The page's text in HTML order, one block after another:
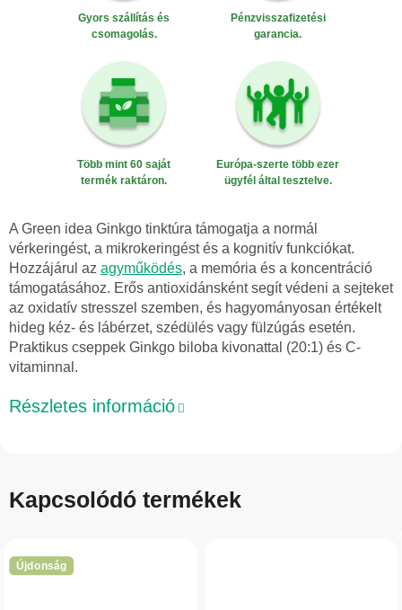
Gyors szállítás és
csomagolás.
Pénzvisszafizetési
garancia.
Több mint 60 saját
termék raktáron.
Európa-szerte több ezer
ügyfél által tesztelve.
A Green idea Ginkgo tinktúra támogatja a normál
vérkeringést, a mikrokeringést és a kognitív funkciókat.
Hozzájárul az agyműködés, a memória és a koncentráció
támogatásához. Erős antioxidánsként segít védeni a sejteket
az oxidatív stresszel szemben, és hagyományosan értékelt
hideg kéz- és lábérzet, szédülés vagy fülzúgás esetén.
Praktikus cseppek Ginkgo biloba kivonattal (20:1) és C-
vitaminnal.
Részletes információ
Kapcsolódó termékek
Újdonság